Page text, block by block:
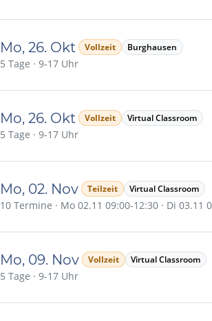
Mo, 26. Okt Vollzeit Burghausen
5 Tage · 9-17 Uhr
Mo, 26. Okt Vollzeit Virtual Classroom
5 Tage · 9-17 Uhr
Mo, 02. Nov Teilzeit Virtual Classroom
10 Termine · Mo 02.11 09:00-12:30 · Di 03.11
Mo, 09. Nov Vollzeit Virtual Classroom
5 Tage · 9-17 Uhr